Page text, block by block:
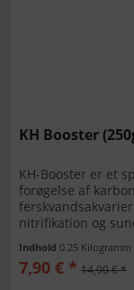
KH Booster
KH-Booster er et
forøgelse af
nitrifikation og
Indhold 0.25 Kilogramm
7,90 € * 14,90 € *